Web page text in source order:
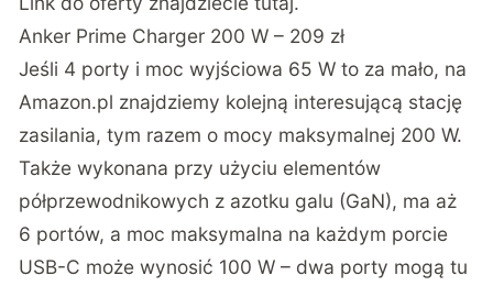
Anker Prime Charger 200 W – 209 zł
Jeśli 4 porty i moc wyjściowa 65 W to za mało, na
Amazon.pl znajdziemy kolejną interesującą stację
zasilania, tym razem o mocy maksymalnej 200 W.
Także wykonana przy użyciu elementów
półprzewodnikowych z azotku galu (GaN), ma aż
6 portów, a moc maksymalna na każdym porcie
USB-C może wynosić 100 W – dwa porty mogą tu